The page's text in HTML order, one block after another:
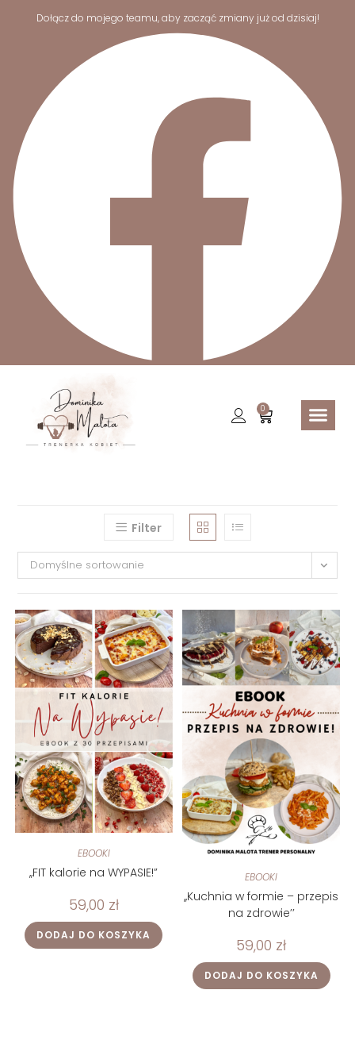
Dołącz do mojego teamu, aby zacząć zmiany już od dzisiaj!
0
Filter
Domyślne sortowanie
EBOOKI
,,FIT kalorie na WYPASIE!”
59,00 zł
DODAJ DO KOSZYKA
EBOOKI
,,Kuchnia w formie – przepis
na zdrowie’’
59,00 zł
DODAJ DO KOSZYKA